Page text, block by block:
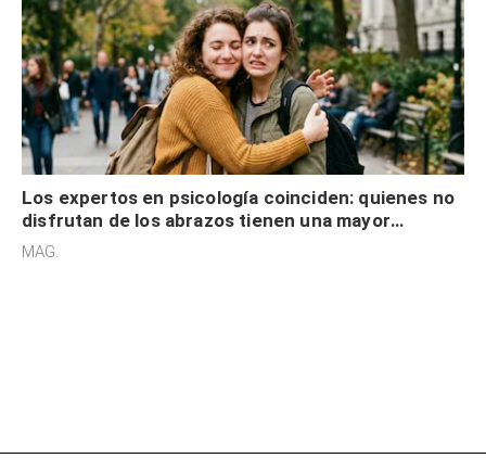
Los expertos en psicología coinciden: quienes no
disfrutan de los abrazos tienen una mayor
sensibilidad a los estímulos físicos y no es por
MAG.